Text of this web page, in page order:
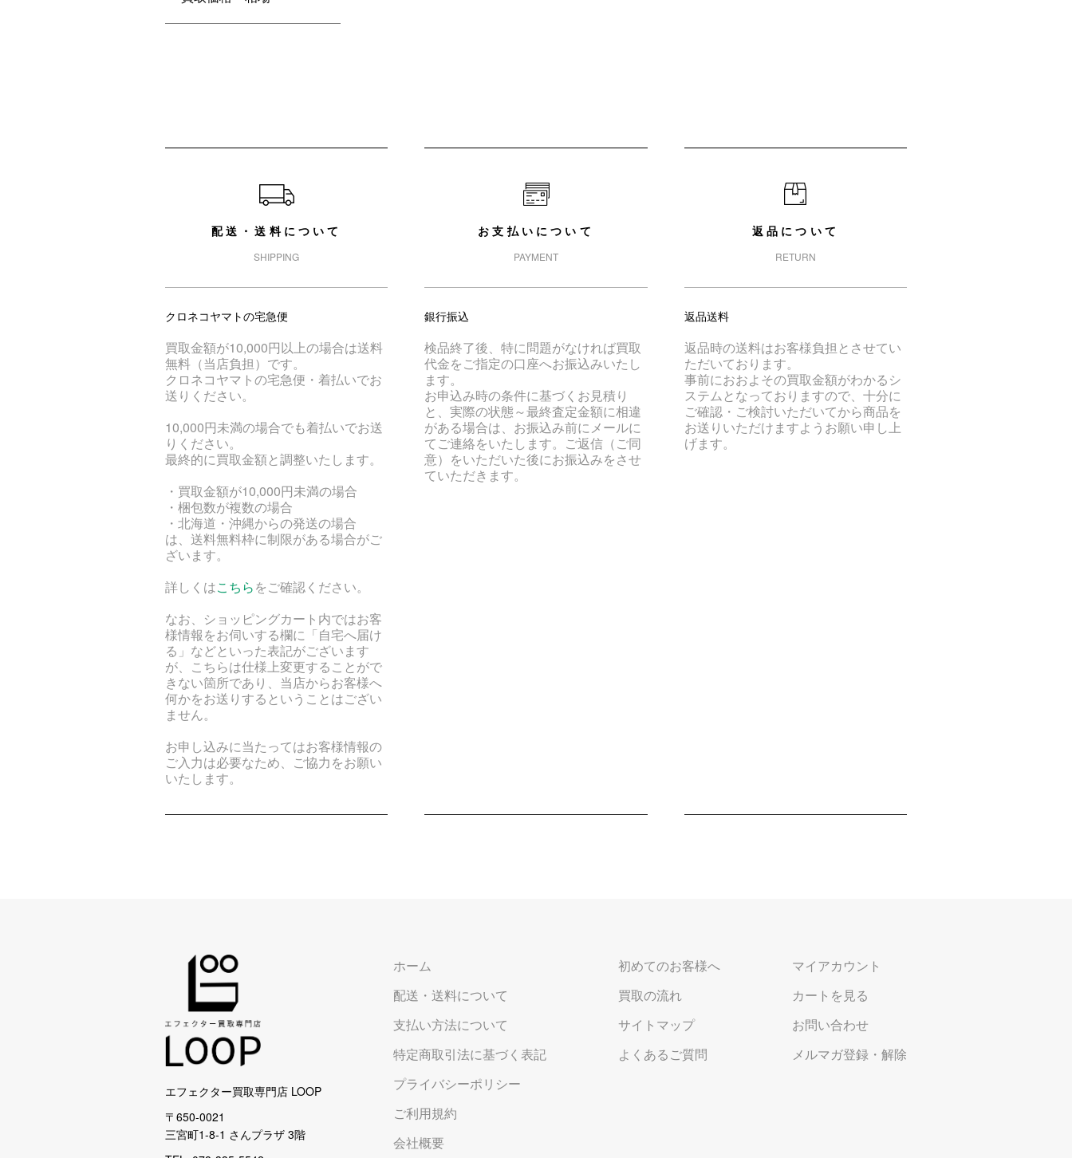
配送・送料について
SHIPPING
クロネコヤマトの宅急便
買取金額が10,000円以上の場合は送料
無料（当店負担）です。
クロネコヤマトの宅急便・着払いでお
送りください。
10,000円未満の場合でも着払いでお送
りください。
最終的に買取金額と調整いたします。
・買取金額が10,000円未満の場合
・梱包数が複数の場合
・北海道・沖縄からの発送の場合
は、送料無料枠に制限がある場合がご
ざいます。
詳しくはこちらをご確認ください。
なお、ショッピングカート内ではお客
様情報をお伺いする欄に「自宅へ届け
る」などといった表記がございます
が、こちらは仕様上変更することがで
きない箇所であり、当店からお客様へ
何かをお送りするということはござい
ません。
お申し込みに当たってはお客様情報の
ご入力は必要なため、ご協力をお願い
いたします。
お支払いについて
PAYMENT
銀行振込
検品終了後、特に問題がなければ買取
代金をご指定の口座へお振込みいたし
ます。
お申込み時の条件に基づくお見積り
と、実際の状態～最終査定金額に相違
がある場合は、お振込み前にメールに
てご連絡をいたします。ご返信（ご同
意）をいただいた後にお振込みをさせ
ていただきます。
返品について
RETURN
返品送料
返品時の送料はお客様負担とさせてい
ただいております。
事前におおよその買取金額がわかるシ
ステムとなっておりますので、十分に
ご確認・ご検討いただいてから商品を
お送りいただけますようお願い申し上
げます。
エフェクター買取専門店 LOOP
〒650-0021
三宮町1-8-1 さんプラザ 3階
ホーム
配送・送料について
支払い方法について
特定商取引法に基づく表記
プライバシーポリシー
ご利用規約
会社概要
初めてのお客様へ
買取の流れ
サイトマップ
よくあるご質問
マイアカウント
カートを見る
お問い合わせ
メルマガ登録・解除